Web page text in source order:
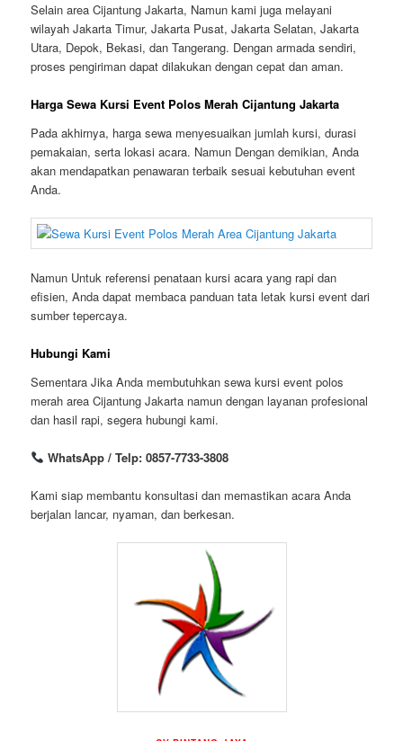
Selain area Cijantung Jakarta, Namun kami juga melayani
wilayah Jakarta Timur, Jakarta Pusat, Jakarta Selatan, Jakarta
Utara, Depok, Bekasi, dan Tangerang. Dengan armada sendiri,
proses pengiriman dapat dilakukan dengan cepat dan aman.
Harga Sewa Kursi Event Polos Merah Cijantung Jakarta
Pada akhirnya, harga sewa menyesuaikan jumlah kursi, durasi
pemakaian, serta lokasi acara. Namun Dengan demikian, Anda
akan mendapatkan penawaran terbaik sesuai kebutuhan event
Anda.
Namun Untuk referensi penataan kursi acara yang rapi dan
efisien, Anda dapat membaca panduan tata letak kursi event dari
sumber tepercaya.
Hubungi Kami
Sementara Jika Anda membutuhkan sewa kursi event polos
merah area Cijantung Jakarta namun dengan layanan profesional
dan hasil rapi, segera hubungi kami.
WhatsApp / Telp: 0857-7733-3808
Kami siap membantu konsultasi dan memastikan acara Anda
berjalan lancar, nyaman, dan berkesan.